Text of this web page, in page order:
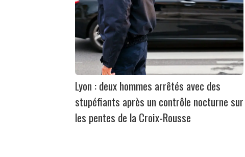
Lyon : deux hommes arrêtés avec des
stupéfiants après un contrôle nocturne sur
les pentes de la Croix-Rousse